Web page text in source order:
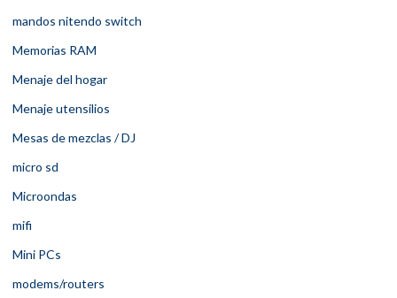
mandos nitendo switch
Memorias RAM
Menaje del hogar
Menaje utensilios
Mesas de mezclas / DJ
micro sd
Microondas
mifi
Mini PCs
modems/routers